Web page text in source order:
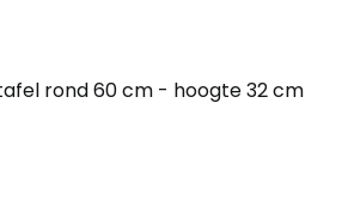
rond 60 cm - hoogte 32 cm